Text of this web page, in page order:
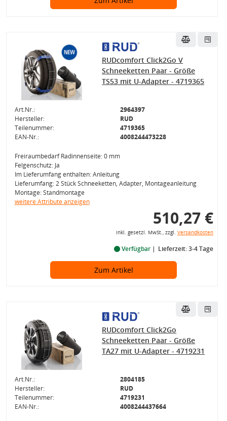
RUDcomfort Click2Go V
Schneeketten Paar - Größe
TS53 mit U-Adapter - 4719365
Art.Nr.:
2964397
Hersteller:
RUD
Teilenummer:
4719365
EAN-Nr.:
4008244473228
Freiraumbedarf Radinnenseite: 0 mm
Felgenschutz: Ja
Im Lieferumfang enthalten: Anleitung
Lieferumfang: 2 Stück Schneeketten, Adapter, Montageanleitung
Montage: Standmontage
weitere Attribute anzeigen
510,27 €
inkl. gesetzl. MwSt., zzgl. Versandkosten
Verfügbar Lieferzeit: 3-4 Tage
Zum Artikel
RUDcomfort Click2Go
Schneeketten Paar - Größe
TA27 mit U-Adapter - 4719231
Art.Nr.:
2804185
Hersteller:
RUD
Teilenummer:
4719231
EAN-Nr.:
4008244437664